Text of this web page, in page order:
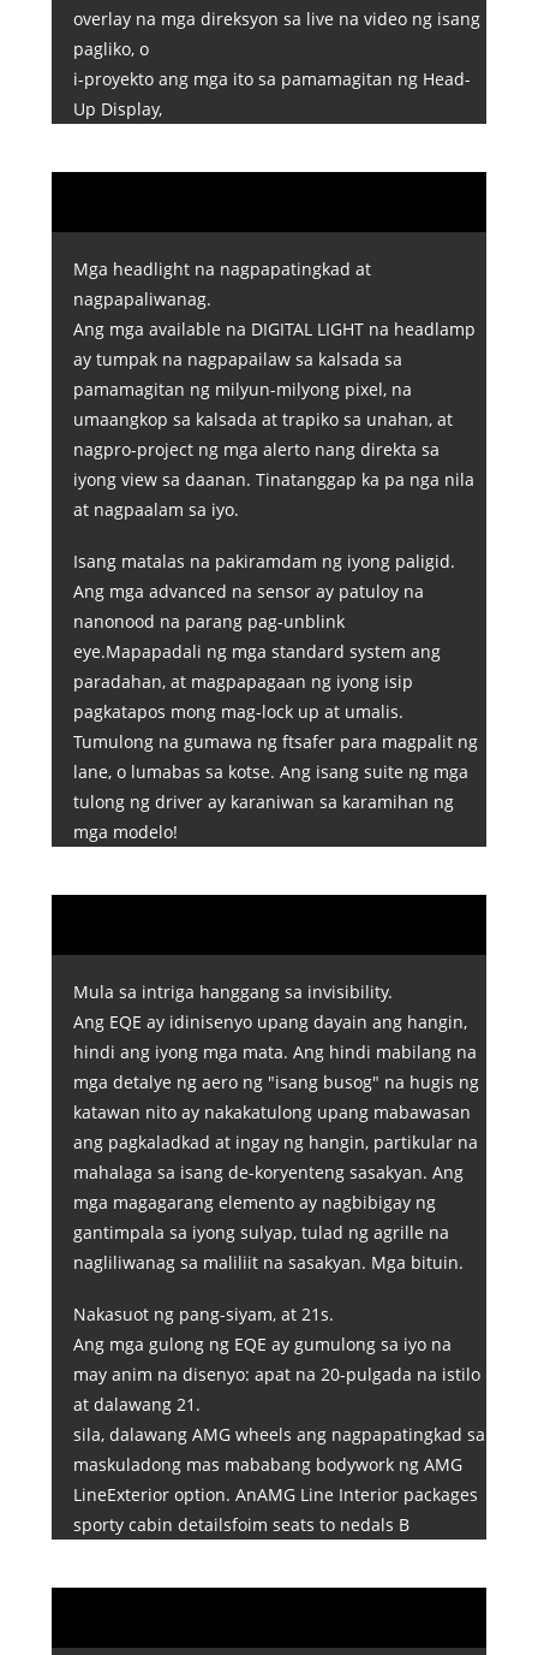
overlay na mga direksyon sa live na video ng isang
pagliko, o
i-proyekto ang mga ito sa pamamagitan ng Head-
Up Display,
Mga headlight na nagpapatingkad at
nagpapaliwanag.
Ang mga available na DIGITAL LIGHT na headlamp
ay tumpak na nagpapailaw sa kalsada sa
pamamagitan ng milyun-milyong pixel, na
umaangkop sa kalsada at trapiko sa unahan, at
nagpro-project ng mga alerto nang direkta sa
iyong view sa daanan. Tinatanggap ka pa nga nila
at nagpaalam sa iyo.
Isang matalas na pakiramdam ng iyong paligid.
Ang mga advanced na sensor ay patuloy na
nanonood na parang pag-unblink
eye.Mapapadali ng mga standard system ang
paradahan, at magpapagaan ng iyong isip
pagkatapos mong mag-lock up at umalis.
Tumulong na gumawa ng ftsafer para magpalit ng
lane, o lumabas sa kotse. Ang isang suite ng mga
tulong ng driver ay karaniwan sa karamihan ng
mga modelo!
Mula sa intriga hanggang sa invisibility.
Ang EQE ay idinisenyo upang dayain ang hangin,
hindi ang iyong mga mata. Ang hindi mabilang na
mga detalye ng aero ng "isang busog" na hugis ng
katawan nito ay nakakatulong upang mabawasan
ang pagkaladkad at ingay ng hangin, partikular na
mahalaga sa isang de-koryenteng sasakyan. Ang
mga magagarang elemento ay nagbibigay ng
gantimpala sa iyong sulyap, tulad ng agrille na
nagliliwanag sa maliliit na sasakyan. Mga bituin.
Nakasuot ng pang-siyam, at 21s.
Ang mga gulong ng EQE ay gumulong sa iyo na
may anim na disenyo: apat na 20-pulgada na istilo
at dalawang 21.
sila, dalawang AMG wheels ang nagpapatingkad sa
maskuladong mas mababang bodywork ng AMG
LineExterior option. AnAMG Line Interior packages
sporty cabin detailsfoim seats to nedals B